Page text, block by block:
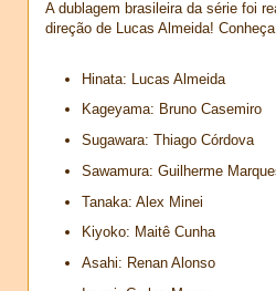
A dublagem brasileira da série foi
direção de Lucas Almeida!
Hinata: Lucas Almeida
Kageyama: Bruno Casemiro
Sugawara: Thiago Córdova
Sawamura: Guilherme
Tanaka: Alex Minei
Kiyoko: Maitê Cunha
Asahi: Renan Alonso